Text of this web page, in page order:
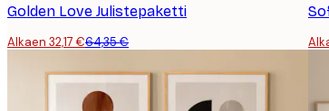
Golden Love Julistepaketti
Alkaen 32,17 €64,35 €